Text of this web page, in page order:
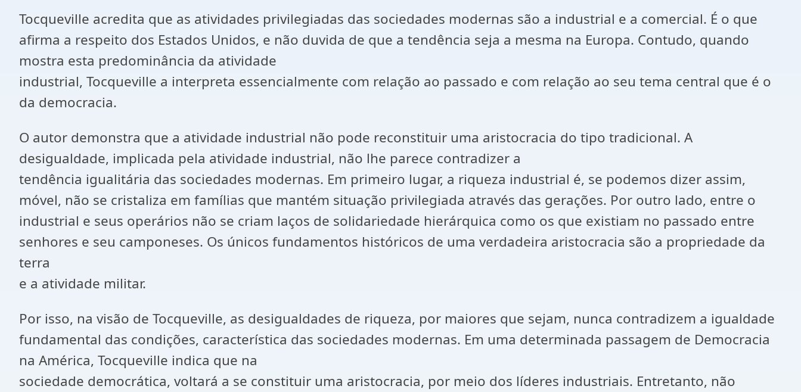
Tocqueville acredita que as atividades privilegiadas das sociedades modernas são a industrial e a comercial. É o que
afirma a respeito dos Estados Unidos, e não duvida de que a tendência seja a mesma na Europa. Contudo, quando
mostra esta predominância da atividade
industrial, Tocqueville a interpreta essencialmente com relação ao passado e com relação ao seu tema central que é o
da democracia.
O autor demonstra que a atividade industrial não pode reconstituir uma aristocracia do tipo tradicional. A
desigualdade, implicada pela atividade industrial, não lhe parece contradizer a
tendência igualitária das sociedades modernas. Em primeiro lugar, a riqueza industrial é, se podemos dizer assim,
móvel, não se cristaliza em famílias que mantém situação privilegiada através das gerações. Por outro lado, entre o
industrial e seus operários não se criam laços de solidariedade hierárquica como os que existiam no passado entre
senhores e seu camponeses. Os únicos fundamentos históricos de uma verdadeira aristocracia são a propriedade da
terra
e a atividade militar.
Por isso, na visão de Tocqueville, as desigualdades de riqueza, por maiores que sejam, nunca contradizem a igualdade
fundamental das condições, característica das sociedades modernas. Em uma determinada passagem de Democracia
na América, Tocqueville indica que na
sociedade democrática, voltará a se constituir uma aristocracia, por meio dos líderes industriais. Entretanto, não